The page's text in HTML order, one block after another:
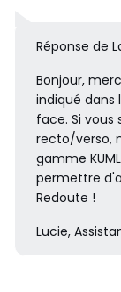
Réponse de
Bonjour,
indiqué
face. Si vous
recto/verso,
gamme
permettre
Redoute !
Lucie,